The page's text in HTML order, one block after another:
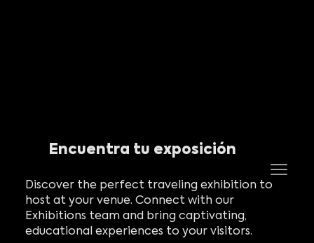
Encuentra tu exposición
Discover the perfect traveling exhibition to
host at your venue. Connect with our
Exhibitions team and bring captivating,
educational experiences to your visitors.